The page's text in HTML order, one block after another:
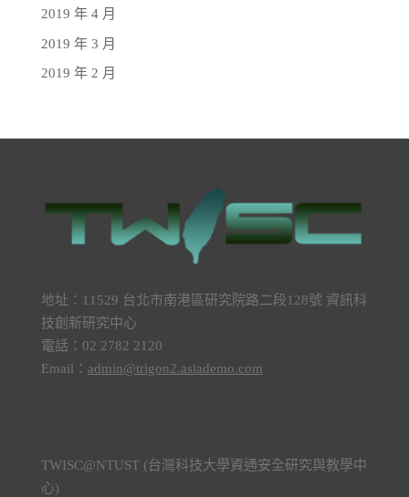
2019 年 4 月
2019 年 3 月
2019 年 2 月
地址：11529 台北市南港區研究院路二段128號 資訊科
技創新研究中心
電話：02 2782 2120
Email： admin@trigon2.asiademo.com
TWISC@NTUST (台灣科技大學資通安全研究與教學中
心)